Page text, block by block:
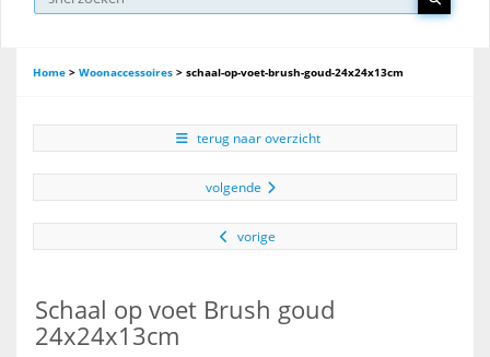
Home > Woonaccessoires > schaal-op-voet-brush-goud-24x24x13cm
terug naar overzicht
volgende
vorige
Schaal op voet Brush goud
24x24x13cm